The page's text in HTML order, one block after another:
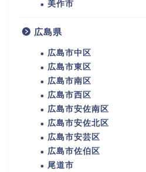
美作市
広島県
広島市中区
広島市東区
広島市南区
広島市西区
広島市安佐南区
広島市安佐北区
広島市安芸区
広島市佐伯区
尾道市